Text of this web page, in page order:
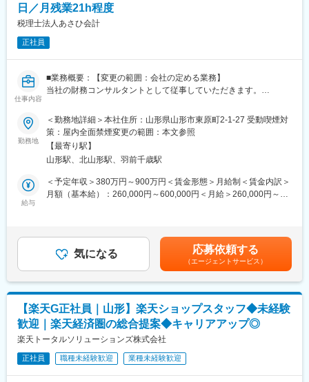
■組織構成：
重視し、相談しやすく協力し合える職場環境です。
当社は2023年2月に設立された楽天グループ100％出資の新会社
で、事業運営に必要な企画、立ち上げ、コンサルティング、オペ
ています。
変更の範囲：会社の定める業務
経験を積んだ後は、より高度な試験の担当、お客様との技術的な
打ち合わせ、プロジェクトの取りまとめなど、専門性を活かした
キャリア形成が可能です。
■組織構成と採用背景：
山形県の米沢試験所にあり、約50名が在籍しております。EMC技
術部と製品安全技術部の２つの部門で構成されています。
近年、医療機器や電子機器の安全基準が厳しくなっており、第三
化に向けた増員募集です。
■この仕事のやりがい：
・電気製品の安全性を確認することで、私たちの日常生活を支え
・発売前の最先端製品の検査を担当するため、新しい技術に興味
がある方には非常に面白い環境です。
・メーカーではなく第三者機関の立場だからこそ、中立な視点で
品質や安全性を支えることができます。
■企業について：
同社は、150年以上の歴史を持つ世界トップクラスの認証・試験
機関です。
世界約1,000拠点、30,000名以上の従業員を擁し、さまざまな製
品の安全性や品質を証明するサービスを提供しています。
今回の勤務地である米沢試験所は、東北最大級の試験施設として
日／月残業21h程度
税理士法人あさひ会計
正社員
仕事内容
■業務概要：【変更の範囲：会社の定める業務】
当社の財務コンサルタントとして従事していただきます。
・財務に関する相談業務
・税務書類の作成など
※外出の際は自家用車を使用していただきます（毎月末ガソリン代
などを精算）
■当社の特徴：
・あさひ会計は、東北No.１※の会計事務所であり、「地域企業の
企業診断士1名、特定社会保険労務士2名が在籍し、総員数170名
超です。
・山形・宮城県内を始め、東北・関東地方に約1100件のお客様と
（地方公会計）」を設け、専門性の高い業務に取り組む体制を整
えています。
・創業時より新卒採用を継続して行っているため、所内は常に若
い人材に溢れ、活気あふれる”未来志向”の職場です。
・DX推進化を目的に立ち上がった「ASAHI Accounting Robot研
究所」は、今や全国の会計事務所をはじめ、大手企業の支援も行
勤務地
＜勤務地詳細＞本社住所：山形県山形市東原町2-1-27 受動喫煙対
策：屋内全面禁煙変更の範囲：本文参照
【最寄り駅】
山形駅、北山形駅、羽前千歳駅
給与
＜予定年収＞380万円～900万円＜賃金形態＞月給制＜賃金内訳＞
月額（基本給）：260,000円～600,000円＜月給＞260,000円～
て上下する可能性があります。月給(月額)は固定手当を含めた表記
です。 気になる 応募依頼する
（エージェントサービス）
【楽天G正社員｜山形】楽天ショップスタッフ◆未経験
歓迎｜楽天経済圏の総合提案◆キャリアアップ◎
楽天トータルソリューションズ株式会社
正社員 職種未経験歓迎 業種未経験歓迎